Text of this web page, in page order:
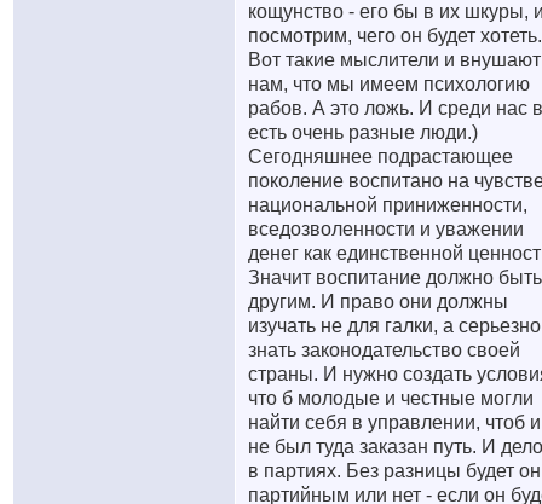
кощунство - его бы в их шкуры,
посмотрим, чего он будет хотеть.
Вот такие мыслители и внушают
нам, что мы имеем психологию
рабов. А это ложь. И среди нас
есть очень разные люди.)
Сегодняшнее подрастающее
поколение воспитано на
национальной приниженности,
вседозволенности и уважении
денег как единственной
Значит воспитание должно быть
другим. И право они должны
изучать не для галки, а
знать законодательство своей
страны. И нужно создать
что б молодые и честные могли
найти себя в управлении, чтоб
не был туда заказан путь. И
в партиях. Без разницы будет он
партийным или нет - если он